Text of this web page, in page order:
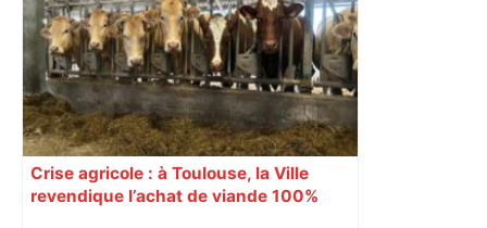
Crise agricole : à Toulouse, la Ville
revendique l’achat de viande 100%